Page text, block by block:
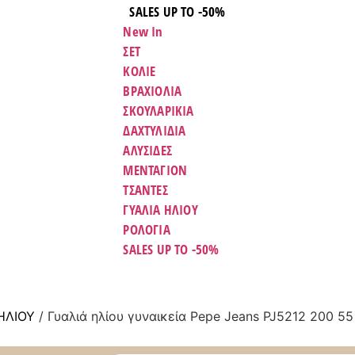
SALES UP TO -50%
New In
ΣΕΤ
ΚΟΛΙΕ
ΒΡΑΧΙΟΛΙΑ
ΣΚΟΥΛΑΡΙΚΙΑ
ΔΑΧΤΥΛΙΔΙΑ
ΑΛΥΣΙΔΕΣ
ΜΕΝΤΑΓΙΟΝ
ΤΣΑΝΤΕΣ
ΓΥΑΛΙΑ ΗΛΙΟΥ
ΡΟΛΟΓΙΑ
SALES UP TO -50%
/ Γυαλιά ηλίου γυναικεία Pepe Jeans PJ5212 200 55